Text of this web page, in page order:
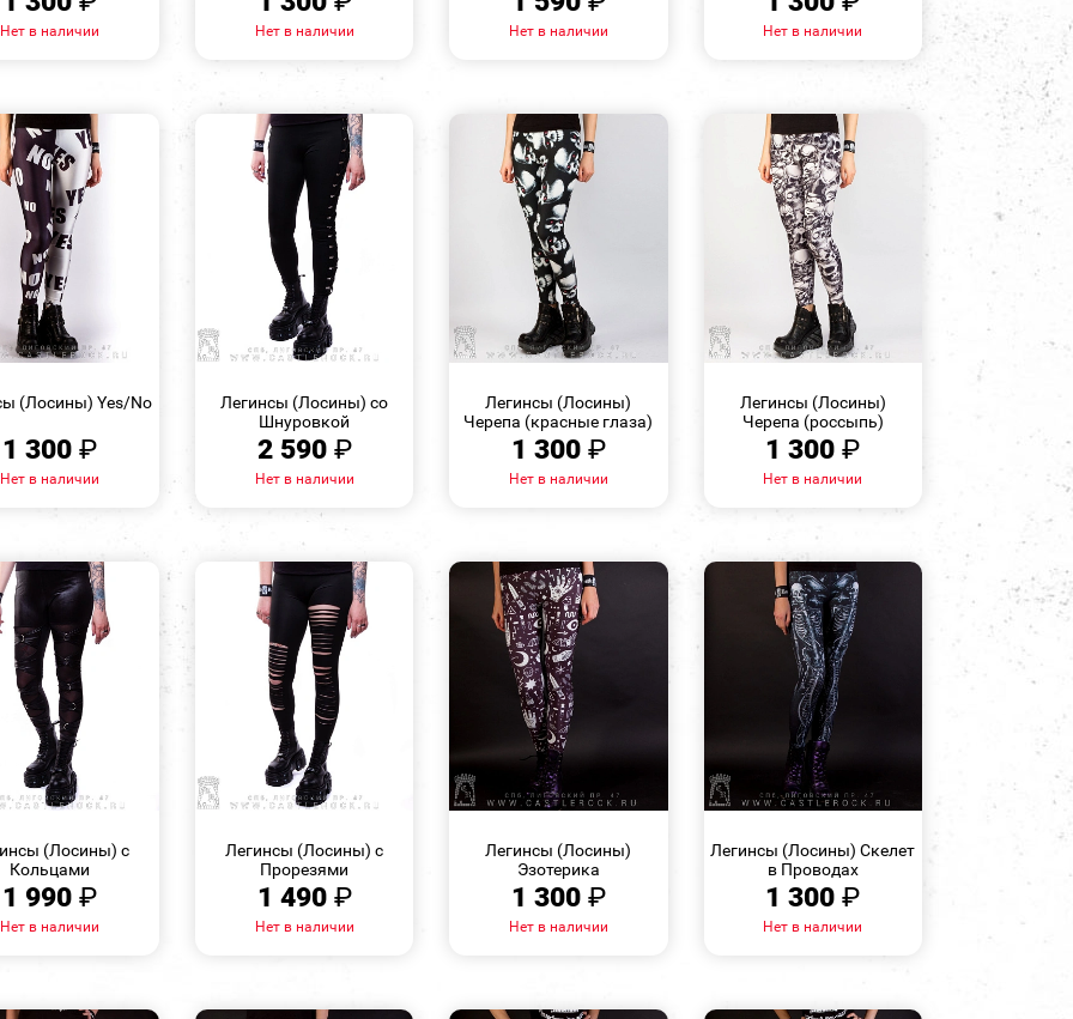
Нет в наличии Нет в наличии Нет в наличии Нет в наличии
(Лосины) Yes/No
1 300₽
Нет в наличии
Легинсы (Лосины) со
Шнуровкой
2 590 ₽
Нет в наличии
Легинсы (Лосины)
Черепа (красные глаза)
1 300 ₽
Нет в наличии
Легинсы (Лосины)
Черепа (россыпь)
1 300₽
Нет в наличии
(Лосины) с
Кольцами
1 990₽
Нет в наличии
Легинсы (Лосины) с
Прорезями
1 490 ₽
Нет в наличии
Легинсы (Лосины)
Эзотерика
1 300 ₽
Нет в наличии
Легинсы (Лосины) Скелет
в Проводах
1 300₽
Нет в наличии